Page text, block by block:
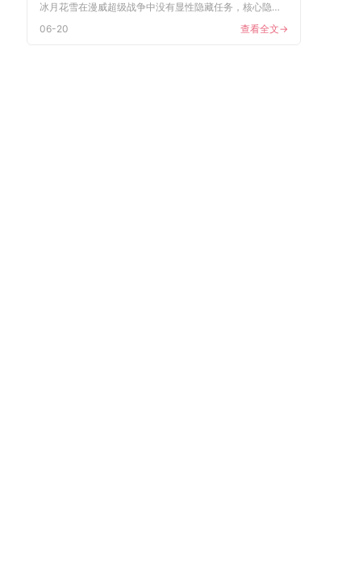
冰月花雪在漫威超级战争中没有显性隐藏任务，核心隐藏内容为英雄...
06-20
查看全文->